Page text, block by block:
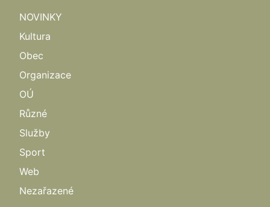
NOVINKY
Kultura
Obec
Organizace
OÚ
Různé
Služby
Sport
Web
Nezařazené